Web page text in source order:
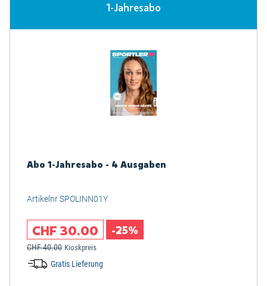
1-Jahresabo
Abo 1-Jahresabo - 4 Ausgaben
Artikelnr SPOLINN01Y
CHF 30.00 -25%
CHF 40.00 Kioskpreis
Gratis Lieferung